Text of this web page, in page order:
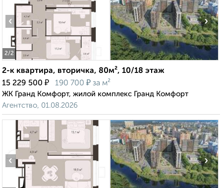
2/2
‹ ›
2-к квартира, вторичка, 80м², 10/18 этаж
15 229 500 ₽ 190 700 ₽ за м²
ЖК Гранд Комфорт, жилой комплекс Гранд Комфорт
Агентство, 01.08.2026
‹ ›